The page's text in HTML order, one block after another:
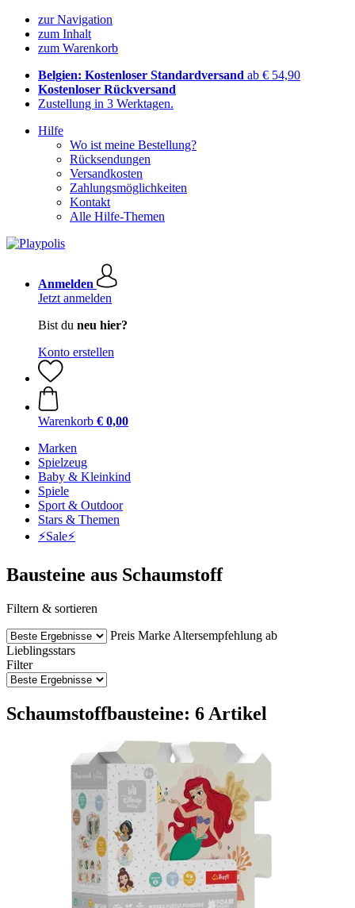
zur Navigation
zum Inhalt
zum Warenkorb
Belgien: Kostenloser Standardversand ab € 54,90
Kostenloser Rückversand
Zustellung in 3 Werktagen.
Hilfe
Wo ist meine Bestellung?
Rücksendungen
Versandkosten
Zahlungsmöglichkeiten
Kontakt
Alle Hilfe-Themen
Anmelden
Jetzt anmelden
Bist du neu hier?
Konto erstellen
Warenkorb € 0,00
Marken
Spielzeug
Baby & Kleinkind
Spiele
Sport & Outdoor
Stars & Themen
⚡️Sale⚡️
Bausteine aus Schaumstoff
Filtern & sortieren
Preis Marke Altersempfehlung ab
Lieblingsstars
Filter
Schaumstoffbausteine: 6 Artikel